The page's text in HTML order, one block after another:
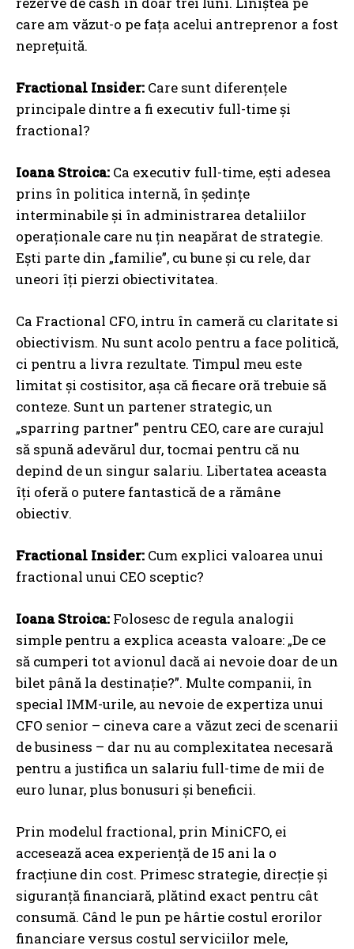
care am văzut-o pe fața acelui antreprenor a fost
neprețuită.
Fractional Insider: Care sunt diferențele
principale dintre a fi executiv full-time și
fractional?
Ioana Stroica: Ca executiv full-time, ești adesea
prins în politica internă, în ședințe
interminabile și în administrarea detaliilor
operaționale care nu țin neapărat de strategie.
Ești parte din „familie”, cu bune și cu rele, dar
uneori îți pierzi obiectivitatea.
Ca Fractional CFO, intru în cameră cu claritate si
obiectivism. Nu sunt acolo pentru a face politică,
ci pentru a livra rezultate. Timpul meu este
limitat și costisitor, așa că fiecare oră trebuie să
conteze. Sunt un partener strategic, un
„sparring partner” pentru CEO, care are curajul
să spună adevărul dur, tocmai pentru că nu
depind de un singur salariu. Libertatea aceasta
îți oferă o putere fantastică de a rămâne
obiectiv.
Fractional Insider: Cum explici valoarea unui
fractional unui CEO sceptic?
Ioana Stroica: Folosesc de regula analogii
simple pentru a explica aceasta valoare: „De ce
să cumperi tot avionul dacă ai nevoie doar de un
bilet până la destinație?”. Multe companii, în
special IMM-urile, au nevoie de expertiza unui
CFO senior – cineva care a văzut zeci de scenarii
de business – dar nu au complexitatea necesară
pentru a justifica un salariu full-time de mii de
euro lunar, plus bonusuri și beneficii.
Prin modelul fractional, prin MiniCFO, ei
accesează acea experiență de 15 ani la o
fracțiune din cost. Primesc strategie, direcție și
siguranță financiară, plătind exact pentru cât
consumă. Când le pun pe hârtie costul erorilor
financiare versus costul serviciilor mele,